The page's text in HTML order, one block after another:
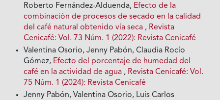
Roberto Fernández-Alduenda, Efecto de la
combinación de procesos de secado en la calidad
del café natural obtenido vía seca , Revista
Cenicafé: Vol. 73 Núm. 1 (2022): Revista Cenicafé
Valentina Osorio, Jenny Pabón, Claudia Rocío
Gómez, Efecto del porcentaje de humedad del
café en la actividad de agua , Revista Cenicafé: Vol.
75 Núm. 1 (2024): Revista Cenicafé
Jenny Pabón, Valentina Osorio, Luis Carlos